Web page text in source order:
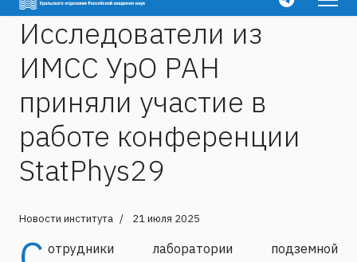
Исследователи из
ИМСС УрО РАН
приняли участие в
работе конференции
StatPhys29
Новости института 21 июля 2025
отрудники лаборатории подземной